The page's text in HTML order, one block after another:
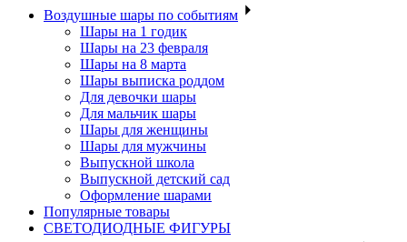
Воздушные шары по событиям
Шары на 1 годик
Шары на 23 февраля
Шары на 8 марта
Шары выписка роддом
Для девочки шары
Для мальчик шары
Шары для женщины
Шары для мужчины
Выпускной школа
Выпускной детский сад
Оформление шарами
Популярные товары
СВЕТОДИОДНЫЕ ФИГУРЫ